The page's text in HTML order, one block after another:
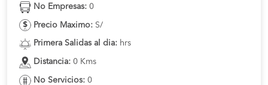
No Empresas: 0
Precio Maximo: S/
Primera Salidas al dia: hrs
Distancia: 0 Kms
No Servicios: 0